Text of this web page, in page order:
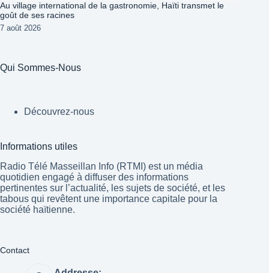
Au village international de la gastronomie, Haïti transmet le
goût de ses racines
7 août 2026
Qui Sommes-Nous
Découvrez-nous
Informations utiles
Radio Télé Masseillan Info (RTMI) est un média
quotidien engagé à diffuser des informations
pertinentes sur l’actualité, les sujets de société, et les
tabous qui revêtent une importance capitale pour la
société haïtienne.
Contact